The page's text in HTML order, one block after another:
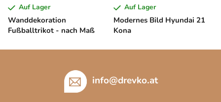
Wanddekoration
Fußballtrikot - nach Maß
Auf Lager
Modernes Bild Hyundai 21
Kona
Auf Lager
info@drevko.at